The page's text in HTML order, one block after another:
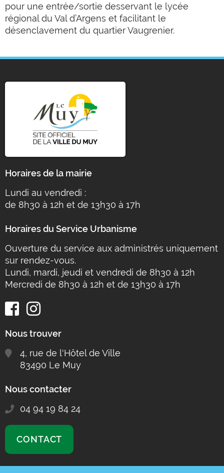
pour une entrée/sortie desservant le lycée
régional du Val d’Argens et facilitant le
désenclavement du quartier Vaugrenier.
Horaires de la mairie
Lundi au vendredi :
de 8h30 à 12h et de 13h30 à 17h
Horaires du Service Urbanisme
Ouverture du service aux administrés uniquement
sur rendez-vous.
Lundi, mardi, jeudi et vendredi de 8h30 à 12h
Mercredi de 8h30 à 12h et de 13h30 à 17h
Nous trouver
4, rue de l'Hôtel de Ville
83490 Le Muy
Nous contacter
04 94 19 84 24
CONTACT